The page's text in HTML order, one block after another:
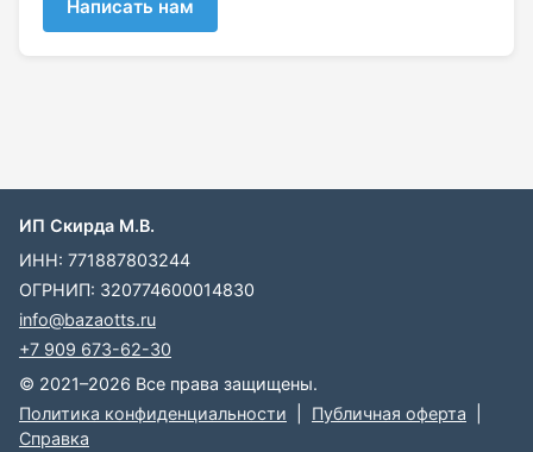
Написать нам
ИП Скирда М.В.
ИНН: 771887803244
ОГРНИП: 320774600014830
info@bazaotts.ru
+7 909 673-62-30
© 2021–2026 Все права защищены.
Политика конфиденциальности
Публичная оферта
Справка